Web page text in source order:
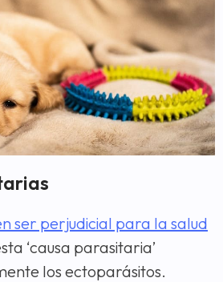
ser perjudicial para la salud
‘causa parasitaria’
los ectoparásitos.